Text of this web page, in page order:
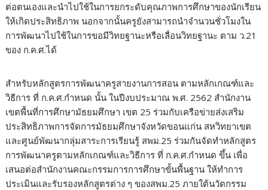
ต่อตนเองและนำไปใช้ในการยกระดับคุณภาพการศึกษาของนักเรียน
ให้เกิดประสิทธิภาพ นอกจากนั้นครูยังสามารถนำจำนวนชั่วโมงใน
การพัฒนาไปใช้ในการขอมีวิทยฐานะหรือเลื่อนวิทยฐานะ ตาม ว.21
ของ ก.ค.ศ.ได้
สำหรับหลักสูตรการพัฒนาครูสายงานการสอน ตามหลักเกณฑ์และ
วิธีการ ที่ ก.ค.ศ.กำหนด นั้น ในปีงบประมาณ พ.ศ. 2562 สำนักงาน
เขตพื้นที่การศึกษามัธยมศึกษา เขต 25 ร่วมกับเครือข่ายส่งเสริม
ประสิทธิภาพการจัดการมัธยมศึกษาจังหวัดขอนแก่น สหวิทยาเขต
และศูนย์พัฒนากลุ่มสาระการเรียนรู้ สพม.25 ร่วมกันจัดทำหลักสูตร
การพัฒนาครูตามหลักเกณฑ์และวิธีการ ที่ ก.ค.ศ.กำหนด ขึ้น เพื่อ
เสนอต่อสำนักงานคณะกรรมการการศึกษาขั้นพื้นฐาน ให้ทำการ
ประเมินและรับรองหลักสูตรต่าง ๆ ของสพม.25 ภายใต้นวัตกรรม